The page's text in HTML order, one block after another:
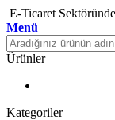
E-Ticaret
Menü
Ürünler
Kategoriler